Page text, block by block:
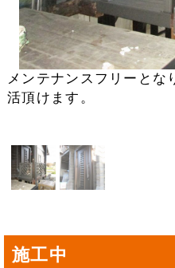
メンテナンスフリーとな
活頂けます。
施工中